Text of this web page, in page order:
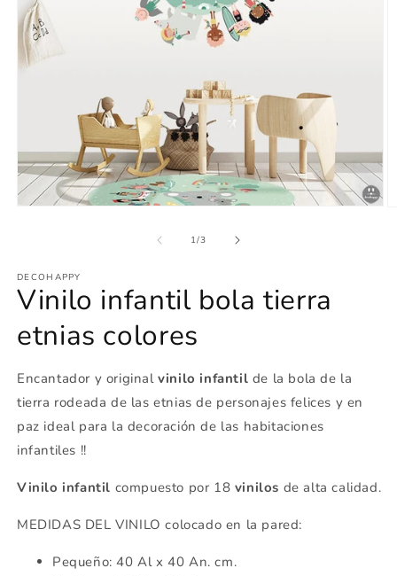
una
ventana
modal
1/de
3
DECOHAPPY
Vinilo infantil bola tierra
etnias colores
Encantador y originalvinilo infantil de la bola de la
tierra rodeada de las etnias de personajes felices y en
paz ideal para la decoración de las habitaciones
infantiles !!
Vinilo infantil compuesto por 18 vinilos de alta calidad.
MEDIDAS DEL VINILO colocado en la pared:
Pequeño: 40 Al x 40 An. cm.